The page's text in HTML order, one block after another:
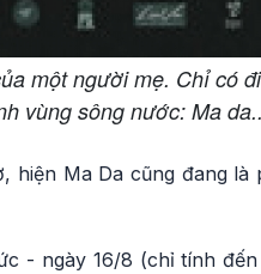
một người mẹ. Chỉ có
vùng sông nước: Ma
hiện Ma Da cũng đang
- ngày 16/8 (chỉ tính